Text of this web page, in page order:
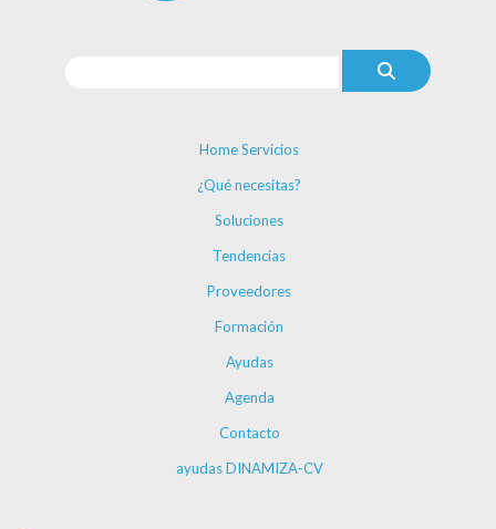
Home Servicios
¿Qué necesitas?
Soluciones
Tendencias
Proveedores
Formación
Ayudas
Agenda
Contacto
ayudas DINAMIZA-CV